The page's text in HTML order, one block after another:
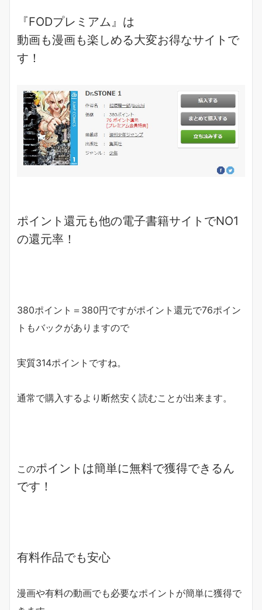
『FODプレミアム』は
動画も漫画も楽しめる大変お得なサイトで
す！
ポイント還元も他の電子書籍サイトでNO1
の還元率 ！
380ポイント＝380円ですがポイント還元で76ポイン
トもバックがありますので
実質314ポイントですね。
通常で購入するより断然安く読むことが出来ます。
このポイントは簡単に無料で獲得できるん
です！
有料作品でも安心
漫画や有料の動画でも必要なポイントが簡単に獲得で